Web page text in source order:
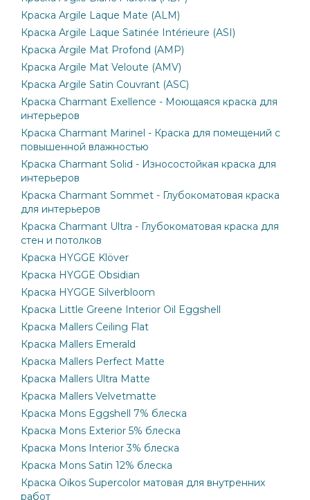
Краска Argile Laque Mate (ALM)
Краска Argile Laque Satinée Intérieure (ASI)
Краска Argile Mat Profond (AMP)
Краска Argile Mat Veloute (AMV)
Краска Argile Satin Couvrant (ASC)
Краска Charmant Exellence - Моющаяся краска для
интерьеров
Краска Charmant Marinel - Краска для помещений с
повышенной влажностью
Краска Charmant Solid - Износостойкая краска для
интерьеров
Краска Charmant Sommet - Глубокоматовая краска
для интерьеров
Краска Charmant Ultra - Глубокоматовая краска для
стен и потолков
Краска HYGGE Klöver
Краска HYGGE Obsidian
Краска HYGGE Silverbloom
Краска Little Greene Interior Oil Eggshell
Краска Mallers Ceiling Flat
Краска Mallers Emerald
Краска Mallers Perfect Matte
Краска Mallers Ultra Matte
Краска Mallers Velvetmatte
Краска Mons Eggshell 7% блеска
Краска Mons Exterior 5% блеска
Краска Mons Interior 3% блеска
Краска Mons Satin 12% блеска
Краска Oikos Supercolor матовая для внутренних
работ